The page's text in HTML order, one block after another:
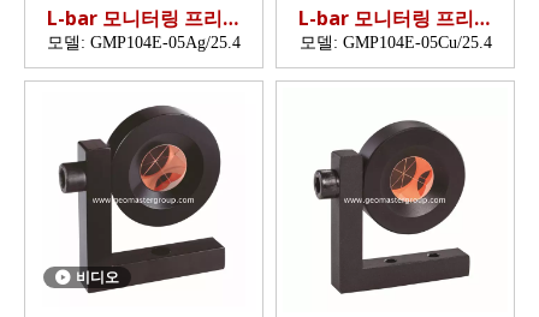
L-bar 모니터링 프리즘
(25.4mm)
모델: GMP104E-05Ag/25.4
L-bar 모니터링 프리즘
(25.4mm)
모델: GMP104E-05Cu/25.4
비디오